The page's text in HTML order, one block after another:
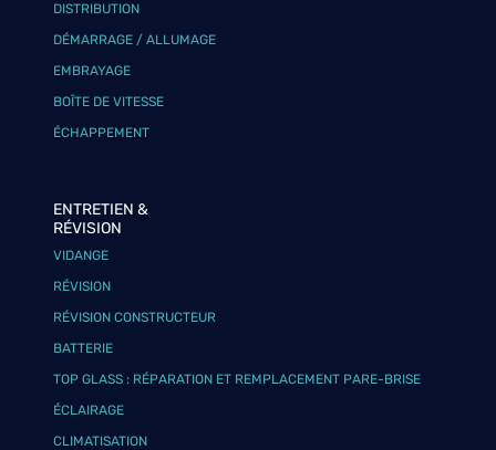
DISTRIBUTION
DÉMARRAGE / ALLUMAGE
EMBRAYAGE
BOÎTE DE VITESSE
ÉCHAPPEMENT
ENTRETIEN &
RÉVISION
VIDANGE
RÉVISION
RÉVISION CONSTRUCTEUR
BATTERIE
TOP GLASS : RÉPARATION ET REMPLACEMENT PARE-BRISE
ÉCLAIRAGE
CLIMATISATION